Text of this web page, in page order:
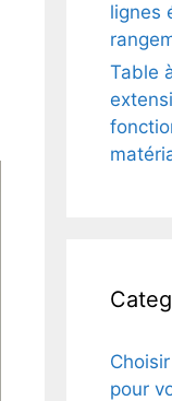
lignes
Table
pour